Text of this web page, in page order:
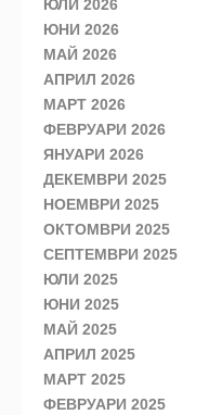
ЮЛИ 2026
ЮНИ 2026
МАЙ 2026
АПРИЛ 2026
МАРТ 2026
ФЕВРУАРИ 2026
ЯНУАРИ 2026
ДЕКЕМВРИ 2025
НОЕМВРИ 2025
ОКТОМВРИ 2025
СЕПТЕМВРИ 2025
ЮЛИ 2025
ЮНИ 2025
МАЙ 2025
АПРИЛ 2025
МАРТ 2025
ФЕВРУАРИ 2025